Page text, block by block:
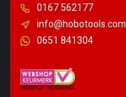
0167 562177
info@hobotools.com
0651 841304